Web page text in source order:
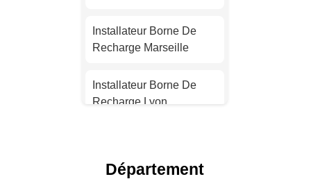
Installateur Borne De
Recharge Marseille
Installateur Borne De
Recharge Lyon
Département